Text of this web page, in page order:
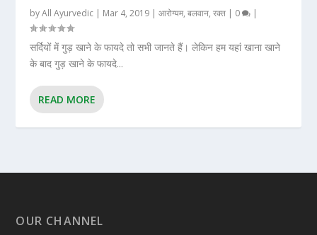
byAll Ayurvedic | Mar 4, 2019 |आरोग्यम,बलवान,रक्त | 0 |
सर्दियों में गुड़ खाने के फायदे तो सभी जानते हैं। लेकिन हम यहां खाना खाने
के बाद गुड़ खाने के फायदे...
READ MORE
OUR CHANNEL